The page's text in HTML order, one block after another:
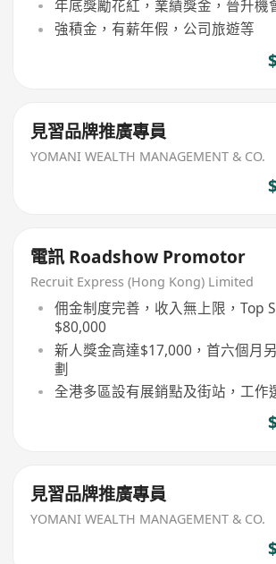
年底獎勵花紅，業績獎金，晉升機
強積金，有薪年假，公司旅遊等
見習品牌推廣專員
YOMANI WEALTH MANAGEMENT & CO.
電訊 Roadshow Promotor
Recruit Express (Hong Kong) Limited
佣金制度完善，收入無上限，Top
$80,000
新人獎金高達$17,000，首六個月
劃
全港多區設有展銷點及街站，工作
見習品牌推廣專員
YOMANI WEALTH MANAGEMENT & CO.